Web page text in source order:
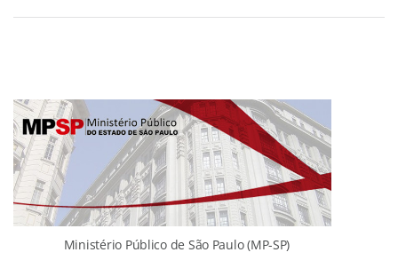
Ministério Público de São Paulo (MP-SP)